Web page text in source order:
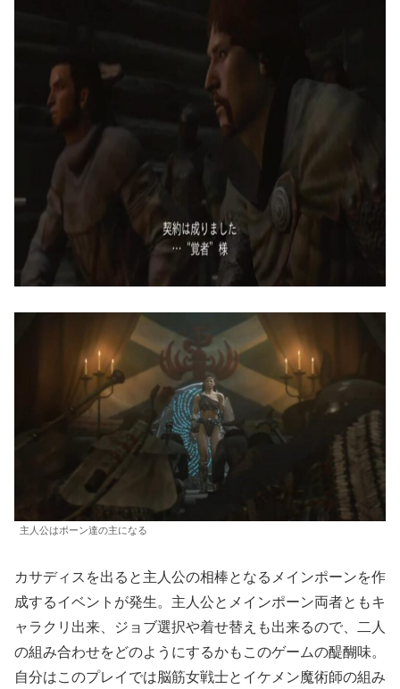
主人公はポーン達の主になる
カサディスを出ると主人公の相棒となるメインポーンを作
成するイベントが発生。主人公とメインポーン両者ともキ
ャラクリ出来、ジョブ選択や着せ替えも出来るので、二人
の組み合わせをどのようにするかもこのゲームの醍醐味。
自分はこのプレイでは脳筋女戦士とイケメン魔術師の組み